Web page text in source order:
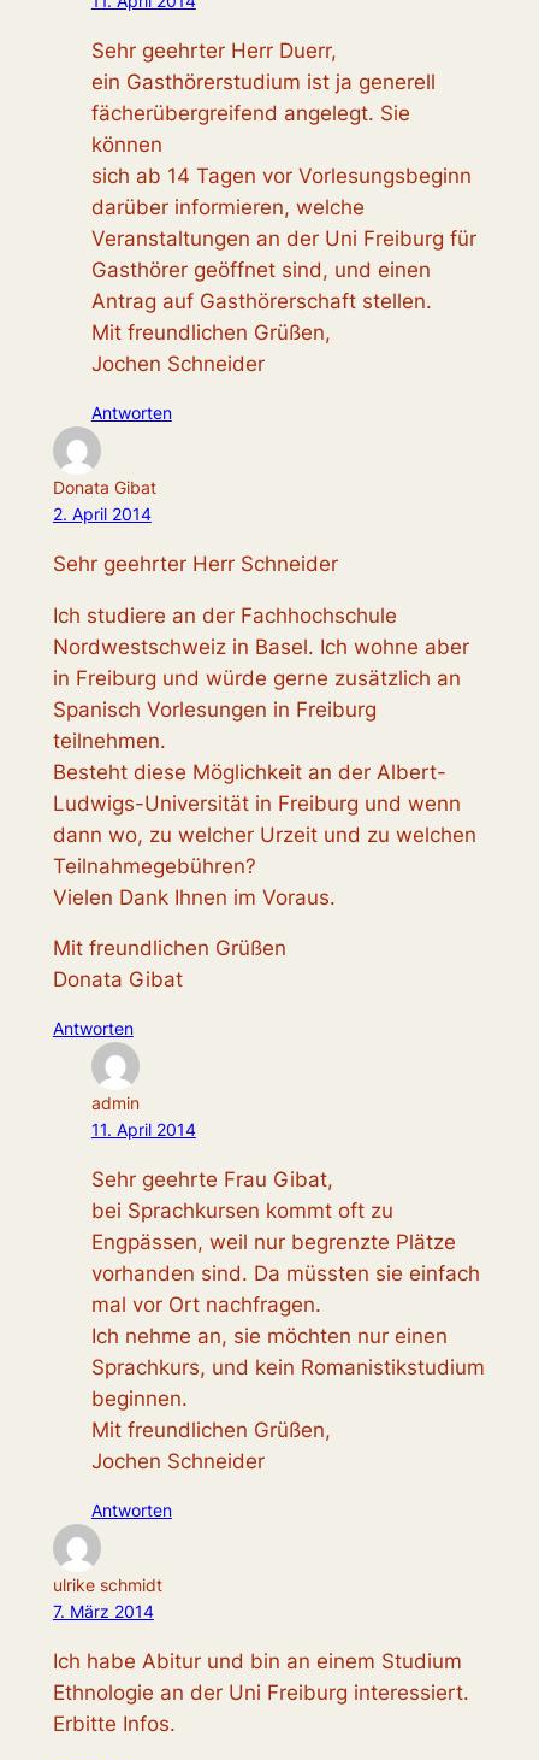
Sehr geehrter Herr Duerr,
ein Gasthörerstudium ist ja generell
fächerübergreifend angelegt. Sie
können
sich ab 14 Tagen vor Vorlesungsbeginn
darüber informieren, welche
Veranstaltungen an der Uni Freiburg für
Gasthörer geöffnet sind, und einen
Antrag auf Gasthörerschaft stellen.
Mit freundlichen Grüßen,
Jochen Schneider
Antworten
Donata Gibat
2. April 2014
Sehr geehrter Herr Schneider
Ich studiere an der Fachhochschule
Nordwestschweiz in Basel. Ich wohne aber
in Freiburg und würde gerne zusätzlich an
Spanisch Vorlesungen in Freiburg
teilnehmen.
Besteht diese Möglichkeit an der Albert-
Ludwigs-Universität in Freiburg und wenn
dann wo, zu welcher Urzeit und zu welchen
Teilnahmegebühren?
Vielen Dank Ihnen im Voraus.
Mit freundlichen Grüßen
Donata Gibat
Antworten
admin
11. April 2014
Sehr geehrte Frau Gibat,
bei Sprachkursen kommt oft zu
Engpässen, weil nur begrenzte Plätze
vorhanden sind. Da müssten sie einfach
mal vor Ort nachfragen.
Ich nehme an, sie möchten nur einen
Sprachkurs, und kein Romanistikstudium
beginnen.
Mit freundlichen Grüßen,
Jochen Schneider
Antworten
ulrike schmidt
7. März 2014
Ich habe Abitur und bin an einem Studium
Ethnologie an der Uni Freiburg interessiert.
Erbitte Infos.